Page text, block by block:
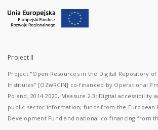
Project II
Project "Open Resources in the Digital Repository
Institutes" [OZwRCIN] co-financed by Operational
Poland, 2014-2020, Measure 2.3: Digital accessibility
public sector information; funds from the European
Development Fund and national co-financing from